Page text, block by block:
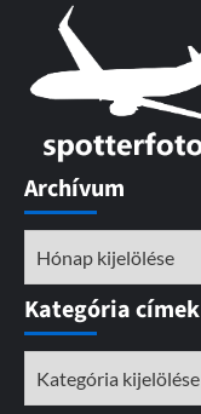
Archívum
Kategória címek